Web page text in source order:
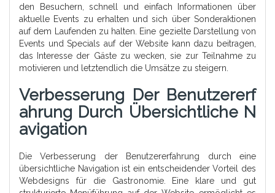
den Besuchern, schnell und einfach Informationen über
aktuelle Events zu erhalten und sich über Sonderaktionen
auf dem Laufenden zu halten. Eine gezielte Darstellung von
Events und Specials auf der Website kann dazu beitragen,
das Interesse der Gäste zu wecken, sie zur Teilnahme zu
motivieren und letztendlich die Umsätze zu steigern.
Verbesserung Der Benutzererf
Ahrung Durch Übersichtliche N
Avigation
Die Verbesserung der Benutzererfahrung durch eine
übersichtliche Navigation ist ein entscheidender Vorteil des
Webdesigns für die Gastronomie. Eine klare und gut